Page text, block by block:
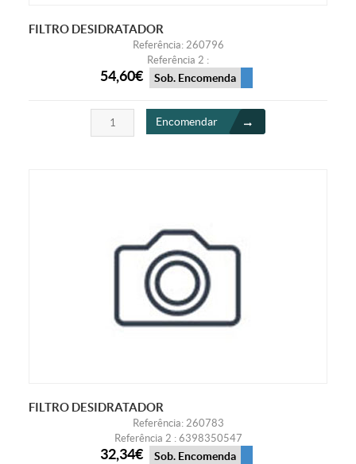
FILTRO DESIDRATADOR
Referência: 260796
Referência 2 :
54,60€ Sob. Encomenda
Encomendar
FILTRO DESIDRATADOR
Referência: 260783
Referência 2 : 6398350547
32,34€ Sob. Encomenda